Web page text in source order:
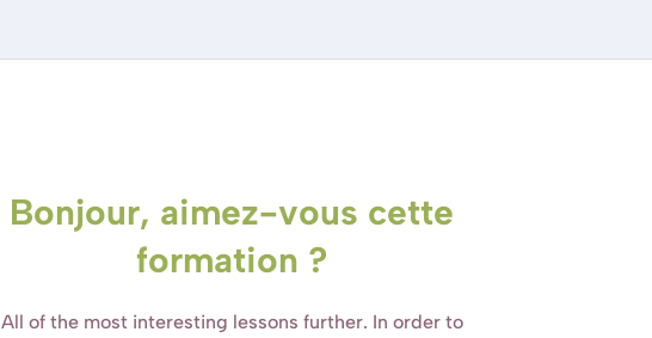
Bonjour, aimez-vous cette
formation ?
All of the most interesting lessons further. In order to